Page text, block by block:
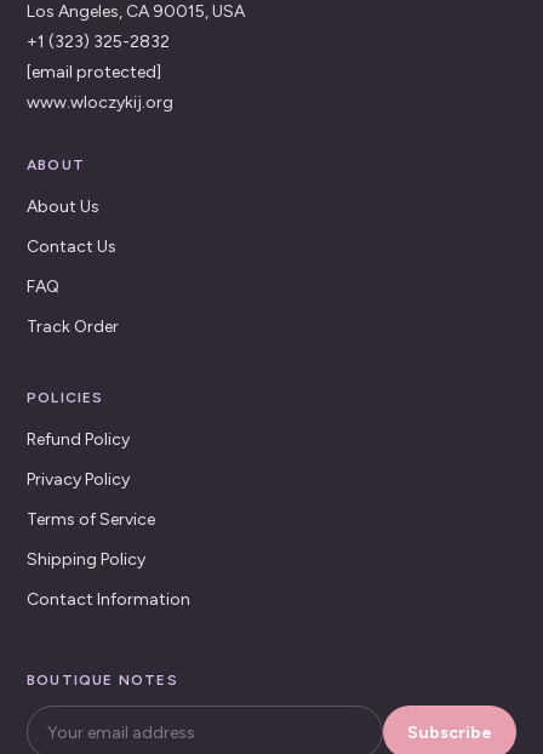
Los Angeles, CA 90015, USA
+1 (323) 325-2832
[email protected]
www.wloczykij.org
ABOUT
About Us
Contact Us
FAQ
Track Order
POLICIES
Refund Policy
Privacy Policy
Terms of Service
Shipping Policy
Contact Information
BOUTIQUE NOTES
Subscribe